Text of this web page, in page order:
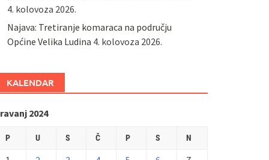
4. kolovoza 2026.
Najava: Tretiranje komaraca na području
Općine Velika Ludina 4. kolovoza 2026.
KALENDAR
2024
P U S Č P S N